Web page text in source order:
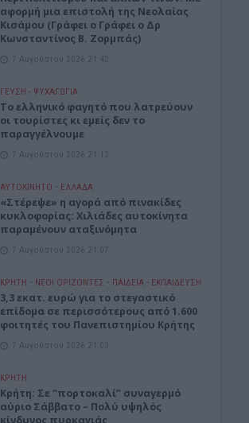
αφορμή μια επιστολή της Νεολαίας
Κισάμου (Γράφει ο Γράφει ο Δρ
Κωνσταντίνος Β. Ζορμπάς)
7 Αυγούστου 2026 21:42
ΓΕΎΣΗ - ΨΥΧΑΓΩΓΊΑ
Το ελληνικό φαγητό που λατρεύουν
οι τουρίστες κι εμείς δεν το
παραγγέλνουμε
7 Αυγούστου 2026 21:13
ΑΥΤΟΚΙΝΗΤΟ • ΕΛΛΑΔΑ
«Στέρεψε» η αγορά από πινακίδες
κυκλοφορίας: Χιλιάδες αυτοκίνητα
παραμένουν αταξινόμητα
7 Αυγούστου 2026 21:07
ΚΡΗΤΗ • ΝΕΟΙ ΟΡΙΖΟΝΤΕΣ • ΠΑΙΔΕΙΑ - ΕΚΠΑΙΔΕΥΣΗ
3,3 εκατ. ευρώ για το στεγαστικό
επίδομα σε περισσότερους από 1.600
φοιτητές του Πανεπιστημίου Κρήτης
7 Αυγούστου 2026 21:03
ΚΡΗΤΗ
Κρήτη: Σε “πορτοκαλί” συναγερμό
αύριο Σάββατο – Πολύ υψηλός
κίνδυνος πυρκαγιάς